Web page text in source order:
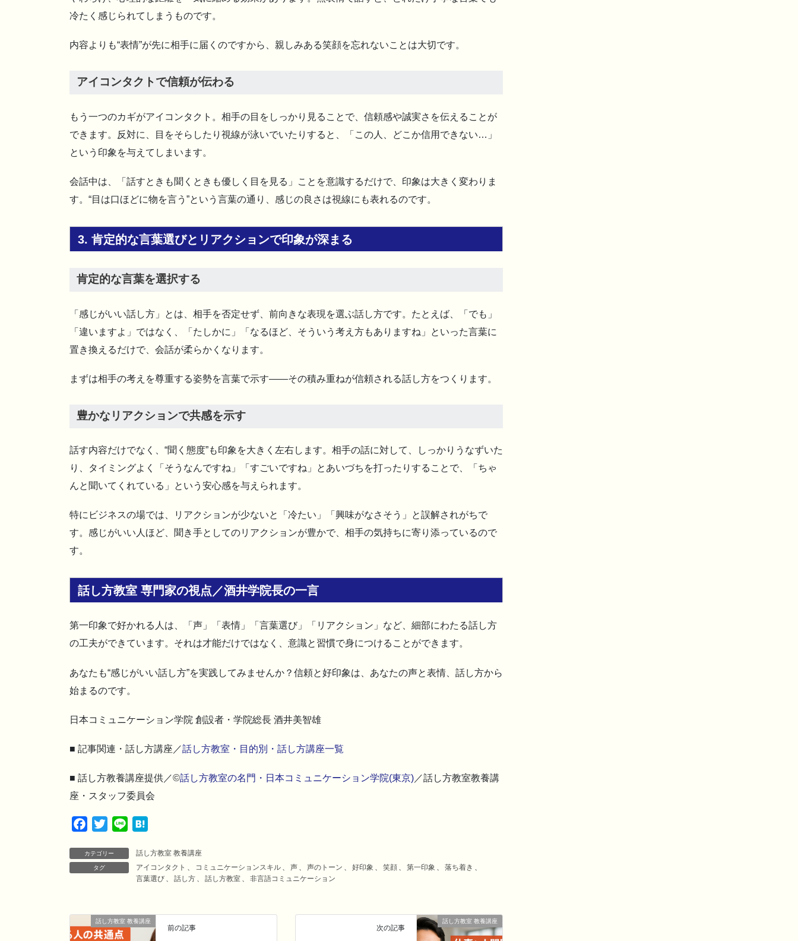
冷たく感じられてしまうものです。
内容よりも“表情”が先に相手に届くのですから、親しみある笑顔を忘れないことは大切です。
アイコンタクトで信頼が伝わる
もう一つのカギがアイコンタクト。相手の目をしっかり見ることで、信頼感や誠実さを伝えることが
できます。反対に、目をそらしたり視線が泳いでいたりすると、「この人、どこか信用できない…」
という印象を与えてしまいます。
会話中は、「話すときも聞くときも優しく目を見る」ことを意識するだけで、印象は大きく変わりま
す。“目は口ほどに物を言う”という言葉の通り、感じの良さは視線にも表れるのです。
3. 肯定的な言葉選びとリアクションで印象が深まる
肯定的な言葉を選択する
「感じがいい話し方」とは、相手を否定せず、前向きな表現を選ぶ話し方です。たとえば、「でも」
「違いますよ」ではなく、「たしかに」「なるほど、そういう考え方もありますね」といった言葉に
置き換えるだけで、会話が柔らかくなります。
まずは相手の考えを尊重する姿勢を言葉で示す――その積み重ねが信頼される話し方をつくります。
豊かなリアクションで共感を示す
話す内容だけでなく、“聞く態度”も印象を大きく左右します。相手の話に対して、しっかりうなずいた
り、タイミングよく「そうなんですね」「すごいですね」とあいづちを打ったりすることで、「ちゃ
んと聞いてくれている」という安心感を与えられます。
特にビジネスの場では、リアクションが少ないと「冷たい」「興味がなさそう」と誤解されがちで
す。感じがいい人ほど、聞き手としてのリアクションが豊かで、相手の気持ちに寄り添っているので
す。
話し方教室 専門家の視点／酒井学院長の一言
第一印象で好かれる人は、「声」「表情」「言葉選び」「リアクション」など、細部にわたる話し方
の工夫ができています。それは才能だけではなく、意識と習慣で身につけることができます。
あなたも“感じがいい話し方”を実践してみませんか？信頼と好印象は、あなたの声と表情、話し方から
始まるのです。
日本コミュニケーション学院 創設者・学院総長 酒井美智雄
■ 記事関連・話し方講座／話し方教室・目的別・話し方講座一覧
■ 話し方教養講座提供／©話し方教室の名門・日本コミュニケーション学院(東京) ／話し方教室教養講
座・スタッフ委員会
c
o
k
i
r
e
t
e
カテゴリー 話し方教室 教養講座
タグ アイコンタクト 、 コミュニケーションスキル 、 声 、 声のトーン 、 好印象 、 笑顔 、 第一印象 、 落ち着き 、
言葉選び 、 話し方 、 話し方教室 、 非言語コミュニケーション
話し方教室 教養講座
前の記事
話し方教室 教養講座
次の記事